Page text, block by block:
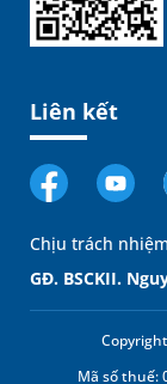
Liên kết
Chịu trách
GĐ. BSCKII.
Mã số thuế: